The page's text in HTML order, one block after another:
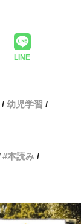
LINE
幼児学習
本読み